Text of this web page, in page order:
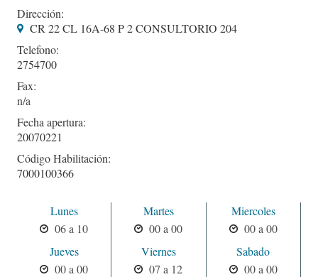
Dirección:
CR 22 CL 16A-68 P 2 CONSULTORIO 204
Telefono:
2754700
Fax:
Fecha apertura:
20070221
Código Habilitación:
7000100366
Lunes
06 a 10
Martes
00 a 00
Miercoles
00 a 00
Jueves
00 a 00
Viernes
07 a 12
Sabado
00 a 00